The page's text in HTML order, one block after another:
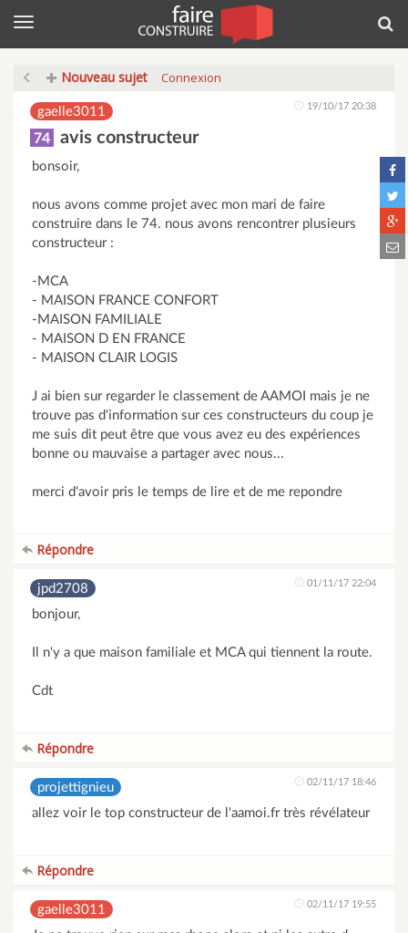
Menu
Nouveau sujet Connexion
gaelle3011 19/10/17 20:38
74 avis constructeur
bonsoir,
nous avons comme projet avec mon mari de faire
construire dans le 74. nous avons rencontrer plusieurs
constructeur :
-MCA
- MAISON FRANCE CONFORT
-MAISON FAMILIALE
- MAISON D EN FRANCE
- MAISON CLAIR LOGIS
J ai bien sur regarder le classement de AAMOI mais je ne
trouve pas d'information sur ces constructeurs du coup je
me suis dit peut être que vous avez eu des expériences
bonne ou mauvaise a partager avec nous...
merci d'avoir pris le temps de lire et de me repondre
Répondre
jpd2708 01/11/17 22:04
bonjour,
Il n'y a que maison familiale et MCA qui tiennent la route.
Cdt
Répondre
projettignieu 02/11/17 18:46
allez voir le top constructeur de l'aamoi.fr très révélateur
Répondre
gaelle3011 02/11/17 19:55